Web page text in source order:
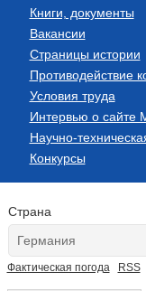
Книги, документы
Вакансии
Страницы истории
Противодействие
Условия труда
Интервью о сайте
Научно-
Конкурсы
Страна
Фактическая погода RSS